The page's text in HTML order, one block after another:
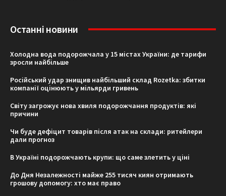
Останні новини
Холодна вода подорожчала у 15 містах України: де тарифи
зросли найбільше
Російський удар знищив найбільший склад Rozetka: збитки
компанії оцінюють у мільярди гривень
Світу загрожує нова хвиля подорожчання продуктів: які
причини
Чи буде дефіцит товарів після атак на склади: ритейлери
дали прогноз
В Україні подорожчають крупи: що саме злетить у ціні
До Дня Незалежності майже 255 тисяч киян отримають
грошову допомогу: хто має право